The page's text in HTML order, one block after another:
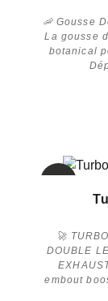
🦐 Gousse
La gousse
botanical
🚀
DOUBLE
embout